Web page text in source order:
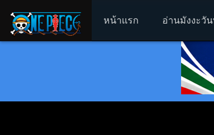
หน้าแรก อ่านมังงะวั